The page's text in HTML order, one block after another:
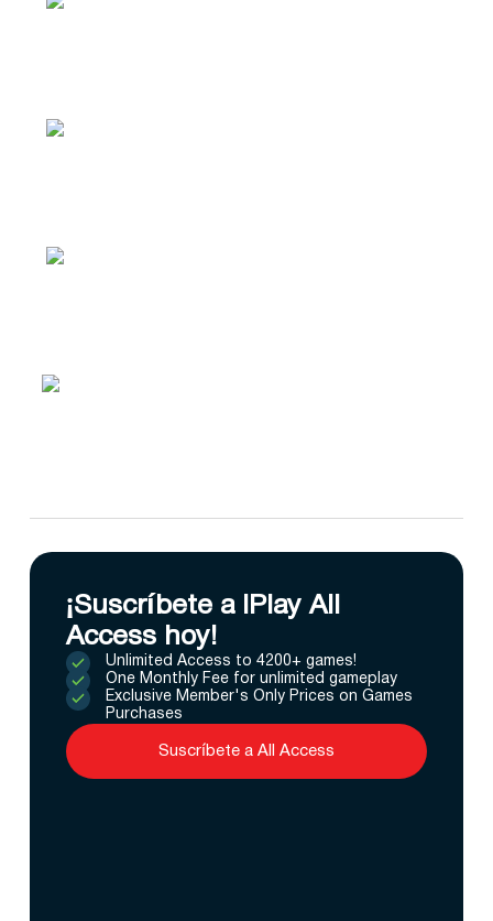
¡Suscríbete a IPlay All
Access hoy!
Unlimited Access to 4200+ games!
One Monthly Fee for unlimited gameplay
Exclusive Member's Only Prices on Games
Purchases
Suscríbete a All Access